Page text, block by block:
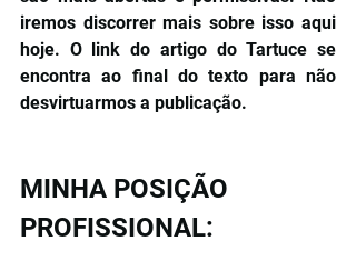
iremos discorrer mais sobre isso aqui
hoje. O link do artigo do Tartuce se
encontra ao final do texto para não
desvirtuarmos a publicação.
MINHA POSIÇÃO
PROFISSIONAL: